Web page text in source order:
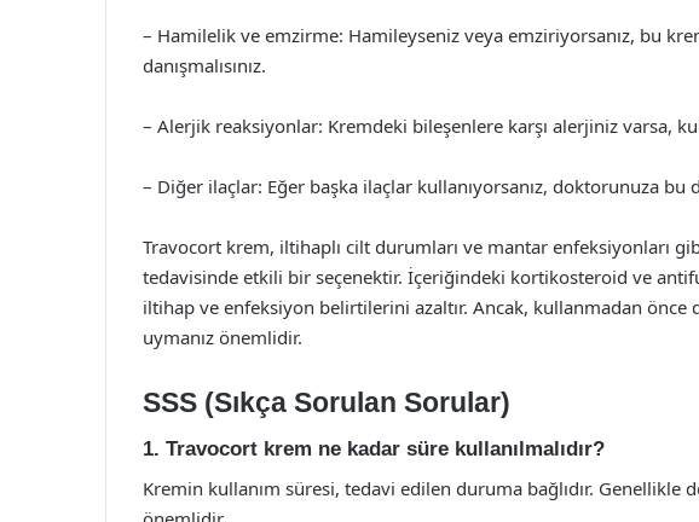
– Hamilelik ve emzirme: Hamileyseniz veya emziriyorsanız, bu
danışmalısınız.
– Alerjik reaksiyonlar: Kremdeki bileşenlere karşı alerjiniz varsa,
– Diğer ilaçlar: Eğer başka ilaçlar kullanıyorsanız, doktorunuza
Travocort krem, iltihaplı cilt durumları ve mantar enfeksiyonları
tedavisinde etkili bir seçenektir. İçeriğindeki kortikosteroid ve
iltihap ve enfeksiyon belirtilerini azaltır. Ancak, kullanmadan önce
uymanız önemlidir.
SSS (Sıkça Sorulan Sorular)
1. Travocort krem ne kadar süre kullanılmalıdır?
Kremin kullanım süresi, tedavi edilen duruma bağlıdır. Genellikle